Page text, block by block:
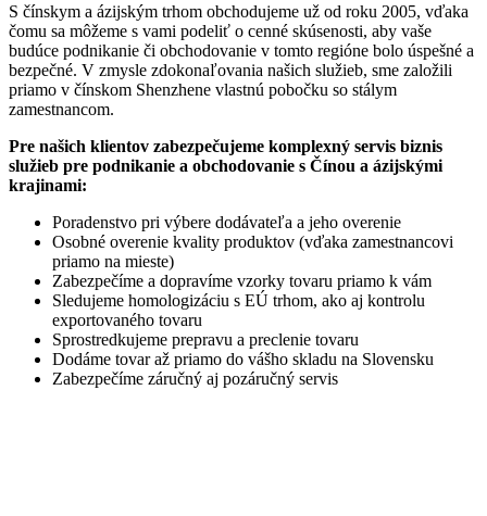
S čínskym a ázijským trhom obchodujeme už od roku 2005, vďaka
čomu sa môžeme s vami podeliť o cenné skúsenosti, aby vaše
budúce podnikanie či obchodovanie v tomto regióne bolo úspešné a
bezpečné. V zmysle zdokonaľovania našich služieb, sme založili
priamo v čínskom Shenzhene vlastnú pobočku so stálym
zamestnancom.
Pre našich klientov zabezpečujeme komplexný servis biznis
služieb pre podnikanie a obchodovanie s Čínou a ázijskými
krajinami:
Poradenstvo pri výbere dodávateľa a jeho overenie
Osobné overenie kvality produktov (vďaka zamestnancovi
priamo na mieste)
Zabezpečíme a dopravíme vzorky tovaru priamo k vám
Sledujeme homologizáciu s EÚ trhom, ako aj kontrolu
exportovaného tovaru
Sprostredkujeme prepravu a preclenie tovaru
Dodáme tovar až priamo do vášho skladu na Slovensku
Zabezpečíme záručný aj pozáručný servis